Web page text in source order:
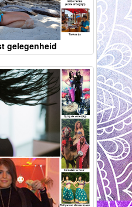
gelegenheid